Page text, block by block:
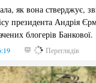
як вона стверджує,
президента Андрія
блогерів Банкової.
236 Переглядів